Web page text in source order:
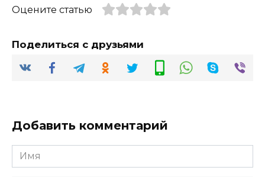
Оцените статью
Поделиться с друзьями
Добавить комментарий
Имя
*